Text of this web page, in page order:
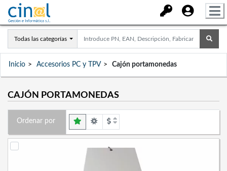
Todas las categorías
Inicio Accesorios PC y TPV Cajón portamonedas
CAJÓN PORTAMONEDAS
Ordenar por